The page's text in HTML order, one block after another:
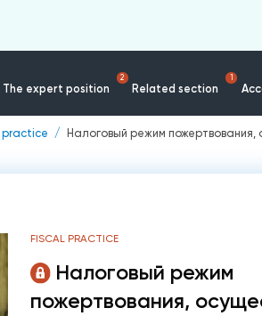
The expert position
2
Related section
1
practice Налоговый режим
FISCAL PRACTICE
Налоговый режим
пожертвования,